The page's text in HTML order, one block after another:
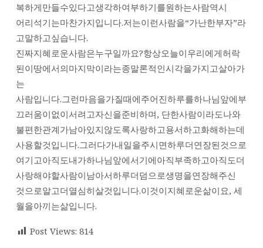
복하게만들수있다고생각하여부하기를원하는사람역시
어리석기는마찬가지입니다.저는이런사람을“가난한부자”라
고말하고싶습니다.
진짜지혜로운사람은누구일까요?항상오늘이우리에게허락
된이땅에서의마지막이라는종말론적인시각을가지고살아가
는
사람입니다.그런마음을가질때에주어진하루를하나님앞에부
끄러움이없이서려고자신을준비하며, 단한사람이라도나와
불편한관계가남아있지않도록사랑하고용서하고화해하는데
사용할것입니다.그러다가내일을주시면하루더연장된것으로
여기고아직도내가하나님앞에서기에아직부족하고아직도더
사랑해야할사람이남아서하루더덤으로생명을연장해주신
것으로알고더열심히살것입니다.이것이지혜로운삶이요, 세
월을아끼는삶입니다.
Post Views: 814